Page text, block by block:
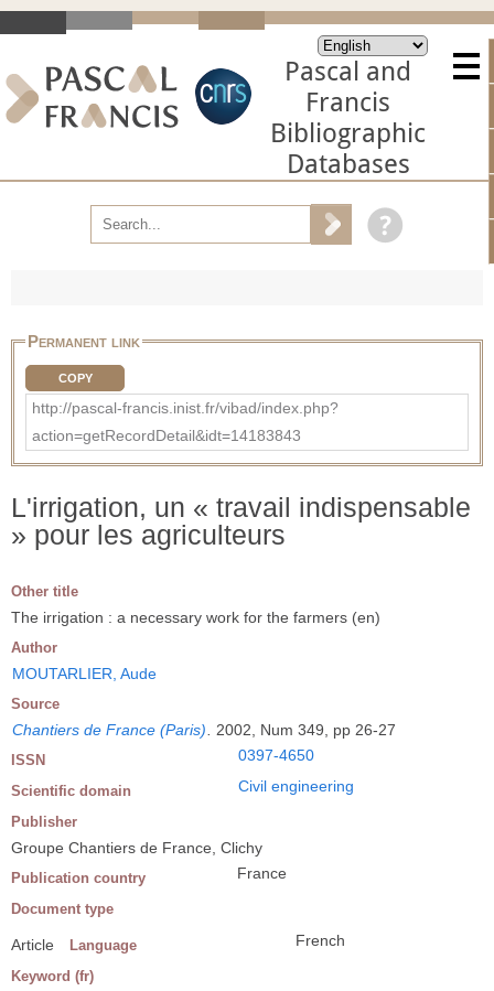
Pascal and
Francis
Bibliographic
Databases
Permanent link
COPY
http://pascal-francis.inist.fr/vibad/index.php?
action=getRecordDetail&idt=14183843
L'irrigation, un « travail indispensable
» pour les agriculteurs
Other title
The irrigation : a necessary work for the farmers (en)
Author
MOUTARLIER, Aude
Source
Chantiers de France (Paris) 2002, Num 349, pp 26-27
ISSN 0397-4650
Scientific domain Civil engineering
Publisher
Groupe Chantiers de France, Clichy
Publication country France
Document type
Article Language French
Keyword (fr)